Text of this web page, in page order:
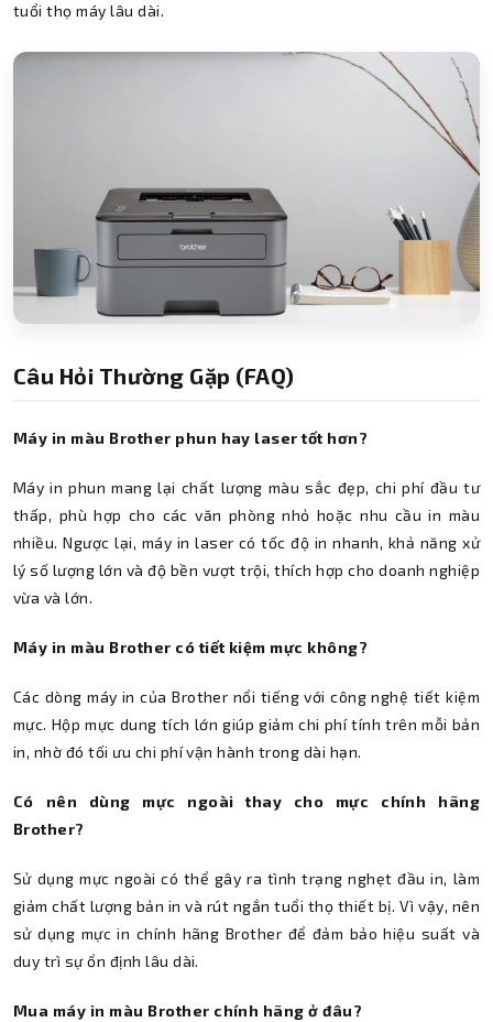
tuổi thọ máy lâu dài.
Câu Hỏi Thường Gặp (FAQ)
Máy in màu Brother phun hay laser tốt hơn?
Máy in phun mang lại chất lượng màu sắc đẹp, chi phí đầu tư
thấp, phù hợp cho các văn phòng nhỏ hoặc nhu cầu in màu
nhiều. Ngược lại, máy in laser có tốc độ in nhanh, khả năng xử
lý số lượng lớn và độ bền vượt trội, thích hợp cho doanh nghiệp
vừa và lớn.
Máy in màu Brother có tiết kiệm mực không?
Các dòng máy in của Brother nổi tiếng với công nghệ tiết kiệm
mực. Hộp mực dung tích lớn giúp giảm chi phí tính trên mỗi bản
in, nhờ đó tối ưu chi phí vận hành trong dài hạn.
Có nên dùng mực ngoài thay cho mực chính hãng
Brother?
Sử dụng mực ngoài có thể gây ra tình trạng nghẹt đầu in, làm
giảm chất lượng bản in và rút ngắn tuổi thọ thiết bị. Vì vậy, nên
sử dụng mực in chính hãng Brother để đảm bảo hiệu suất và
duy trì sự ổn định lâu dài.
Mua máy in màu Brother chính hãng ở đâu?